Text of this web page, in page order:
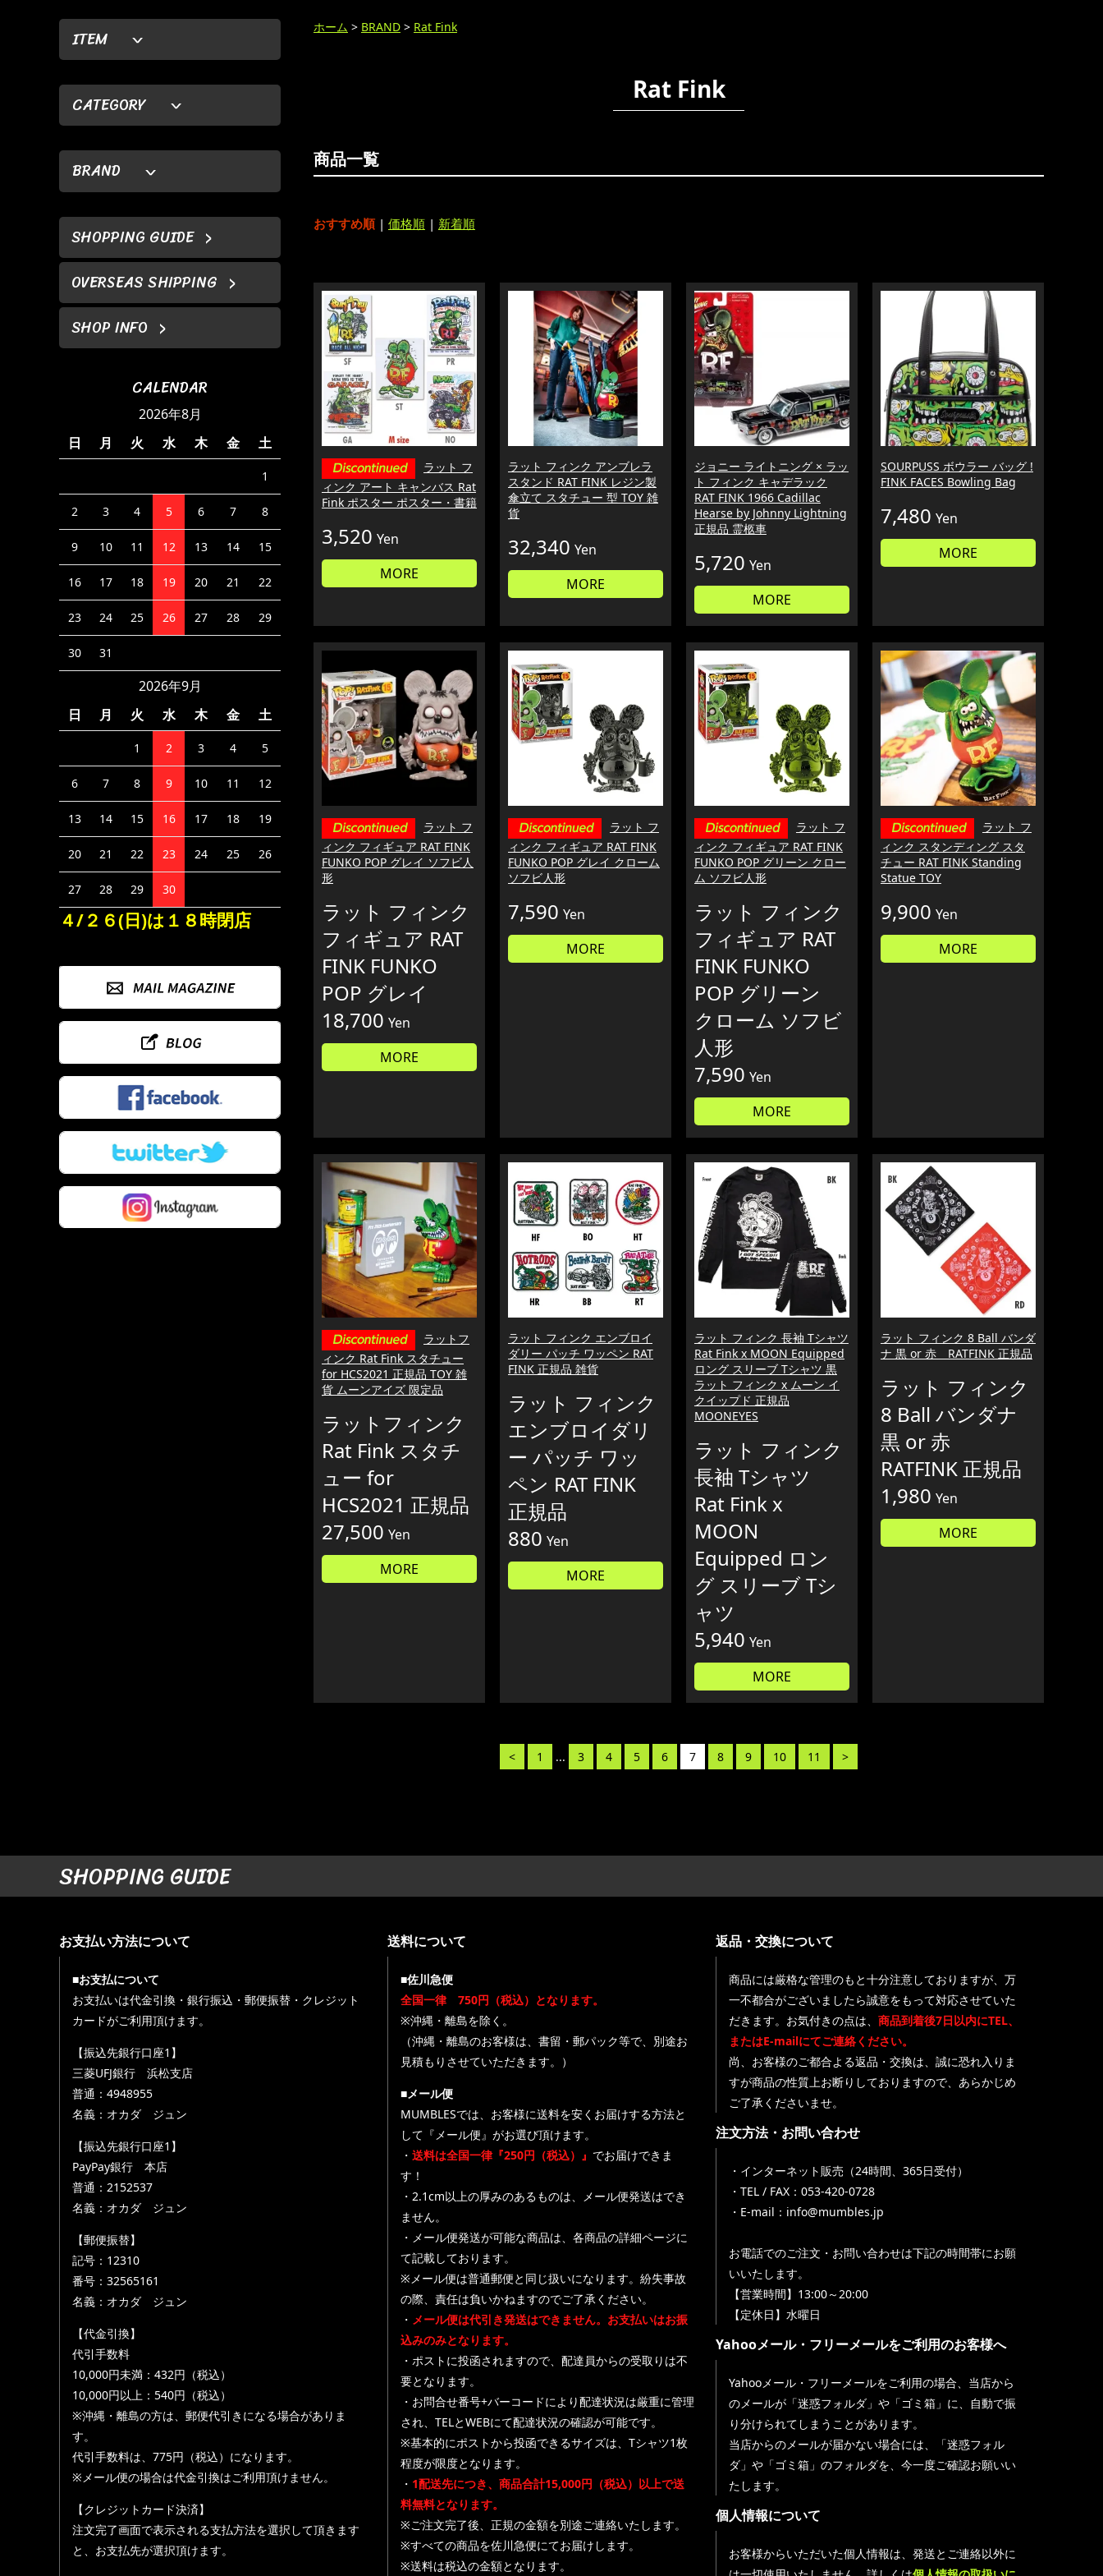
ITEM
CATEGORY
BRAND
SHOPPING GUIDE
OVERSEAS SHIPPING
SHOP INFO
CALENDAR
2026年8月
日
月 火 水 木 金 土
1
2 3 4 5 6 7 8
9 10 11 12 13 14 15
16 17 18 19 20 21 22
23 24 25 26 27 28 29
30 31
2026年9月
日
月 火 水 木 金 土
1 2 3 4 5
6 7 8 9 10 11 12
13 14 15 16 17 18 19
20 21 22 23 24 25 26
27 28 29 30
４/２６(日)は１８時閉店
ホーム > BRAND > Rat Fink
Rat Fink
商品一覧
おすすめ順| 価格順 | 新着順
ラット フ
ィンク アート キャンバス Rat
Fink ポスター ポスター・書籍
3,520 Yen
MORE
ラット フィンク アンブレラ
スタンド RAT FINK レジン製
傘立て スタチュー 型 TOY 雑
貨
32,340 Yen
MORE
ジョニー ライトニング × ラッ
ト フィンク キャデラック
RAT FINK 1966 Cadillac
Hearse by Johnny Lightning
正規品 霊柩車
5,720 Yen
MORE
SOURPUSS ボウラー バッグ !
FINK FACES Bowling Bag
7,480 Yen
MORE
ラット フ
ィンク フィギュア RAT FINK
FUNKO POP グレイ ソフビ人
形
ラット フィンク
フィギュア RAT
FINK FUNKO
POP グレイ
18,700 Yen
MORE
ラット フ
ィンク フィギュア RAT FINK
FUNKO POP グレイ クローム
ソフビ人形
7,590 Yen
MORE
ラット フ
ィンク フィギュア RAT FINK
FUNKO POP グリーン クロー
ム ソフビ人形
ラット フィンク
フィギュア RAT
FINK FUNKO
POP グリーン
クローム ソフビ
人形
7,590 Yen
MORE
ラット フ
ィンク スタンディング スタ
チュー RAT FINK Standing
Statue TOY
9,900 Yen
MORE
ラットフ
ィンク Rat Fink スタチュー
for HCS2021 正規品 TOY 雑
貨 ムーンアイズ 限定品
ラットフィンク
Rat Fink スタチ
ュー for
HCS2021 正規品
27,500 Yen
MORE
ラット フィンク エンブロイ
ダリー パッチ ワッペン RAT
FINK 正規品 雑貨
ラット フィンク
エンブロイダリ
ー パッチ ワッ
ペン RAT FINK
正規品
880 Yen
MORE
ラット フィンク 長袖 Tシャツ
Rat Fink x MOON Equipped
ロング スリーブ Tシャツ 黒
ラット フィンク x ムーン イ
クイップド 正規品
MOONEYES
ラット フィンク
長袖 Tシャツ
Rat Fink x
MOON
Equipped ロン
グ スリーブ Tシ
ャツ
5,940 Yen
MORE
ラット フィンク 8 Ball バンダ
ナ 黒 or 赤 RATFINK 正規品
ラット フィンク
8 Ball バンダナ
黒 or 赤
RATFINK 正規品
1,980 Yen
MORE
< 1 ... 3 4 5 6 7 8 9 10 11 >
SHOPPING GUIDE
お支払い方法について
■お支払について
お支払いは代金引換・銀行振込・郵便振替・クレジット
カードがご利用頂けます。
【振込先銀行口座1】
三菱UFJ銀行 浜松支店
普通：4948955
名義：オカダ ジュン
【振込先銀行口座1】
PayPay銀行 本店
普通：2152537
名義：オカダ ジュン
【郵便振替】
記号：12310
番号：32565161
名義：オカダ ジュン
【代金引換】
代引手数料
10,000円未満：432円（税込）
10,000円以上：540円（税込）
※沖縄・離島の方は、郵便代引きになる場合がありま
す。
代引手数料は、775円（税込）になります。
※メール便の場合は代金引換はご利用頂けません。
【クレジットカード決済】
注文完了画面で表示される支払方法を選択して頂きます
と、お支払先が選択頂けます。
送料について
■佐川急便
全国一律 750円（税込）となります。
※沖縄・離島を除く。
（沖縄・離島のお客様は、書留・郵パック等で、別途お
見積もりさせていただきます。）
■メール便
MUMBLESでは、お客様に送料を安くお届けする方法と
して『メール便』がお選び頂けます。
・ 送料は全国一律『250円（税込）』 でお届けできま
す！
・2.1cm以上の厚みのあるものは、メール便発送はでき
ません。
・メール便発送が可能な商品は、各商品の詳細ページに
て記載しております。
※メール便は普通郵便と同じ扱いになります。紛失事故
の際、責任は負いかねますのでご了承ください。
・ メール便は代引き発送はできません。お支払いはお振
込みのみとなります。
・ポストに投函されますので、配達員からの受取りは不
要となります。
・お問合せ番号+バーコードにより配達状況は厳重に管理
され、TELとWEBにて配達状況の確認が可能です。
※基本的にポストから投函できるサイズは、Tシャツ1枚
程度が限度となります。
・ 1配送先につき、商品合計15,000円（税込）以上で送
料無料となります。
※ご注文完了後、正規の金額を別途ご連絡いたします。
※すべての商品を佐川急便にてお届けします。
※送料は税込の金額となります。
返品・交換について
商品には厳格な管理のもと十分注意しておりますが、万
一不都合がございましたら誠意をもって対応させていた
だきます。お気付きの点は、 商品到着後7日以内にTEL、
またはE-mailにてご連絡ください。
尚、お客様のご都合よる返品・交換は、誠に恐れ入りま
すが商品の性質上お断りしておりますので、あらかじめ
ご了承くださいませ。
注文方法・お問い合わせ
・インターネット販売（24時間、365日受付）
・TEL / FAX：053-420-0728
・E-mail：info@mumbles.jp
お電話でのご注文・お問い合わせは下記の時間帯にお願
いいたします。
【営業時間】13:00～20:00
【定休日】水曜日
Yahooメール・フリーメールをご利用のお客様へ
Yahooメール・フリーメールをご利用の場合、当店から
のメールが「迷惑フォルダ」や「ゴミ箱」に、自動で振
り分けられてしまうことがあります。
当店からのメールが届かない場合には、「迷惑フォル
ダ」や「ゴミ箱」のフォルダを、今一度ご確認お願いい
たします。
個人情報について
お客様からいただいた個人情報は、発送とご連絡以外に